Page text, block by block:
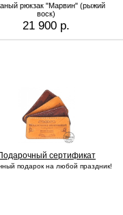
рюкзак "Марвин" (рыжий
воск)
21 900 р.
сертификат
подарок на любой праздник!